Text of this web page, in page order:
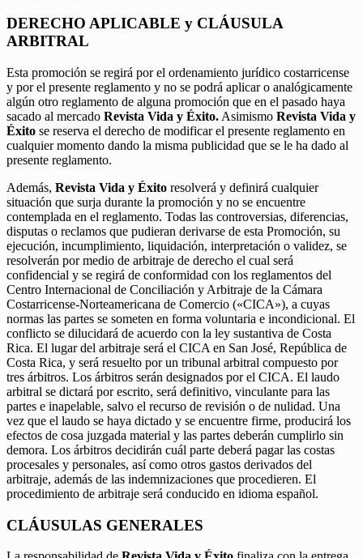
DERECHO APLICABLE y CLÁUSULA
ARBITRAL
Esta promoción se regirá por el ordenamiento jurídico costarricense
y por el presente reglamento y no se podrá aplicar o analógicamente
algún otro reglamento de alguna promoción que en el pasado haya
sacado al mercado Revista Vida y Éxito. Asimismo Revista Vida y
Éxito se reserva el derecho de modificar el presente reglamento en
cualquier momento dando la misma publicidad que se le ha dado al
presente reglamento.
Además, Revista Vida y Éxito resolverá y definirá cualquier
situación que surja durante la promoción y no se encuentre
contemplada en el reglamento. Todas las controversias, diferencias,
disputas o reclamos que pudieran derivarse de esta Promoción, su
ejecución, incumplimiento, liquidación, interpretación o validez, se
resolverán por medio de arbitraje de derecho el cual será
confidencial y se regirá de conformidad con los reglamentos del
Centro Internacional de Conciliación y Arbitraje de la Cámara
Costarricense-Norteamericana de Comercio («CICA»), a cuyas
normas las partes se someten en forma voluntaria e incondicional. El
conflicto se dilucidará de acuerdo con la ley sustantiva de Costa
Rica. El lugar del arbitraje será el CICA en San José, República de
Costa Rica, y será resuelto por un tribunal arbitral compuesto por
tres árbitros. Los árbitros serán designados por el CICA. El laudo
arbitral se dictará por escrito, será definitivo, vinculante para las
partes e inapelable, salvo el recurso de revisión o de nulidad. Una
vez que el laudo se haya dictado y se encuentre firme, producirá los
efectos de cosa juzgada material y las partes deberán cumplirlo sin
demora. Los árbitros decidirán cuál parte deberá pagar las costas
procesales y personales, así como otros gastos derivados del
arbitraje, además de las indemnizaciones que procedieren. El
procedimiento de arbitraje será conducido en idioma español.
CLÁUSULAS GENERALES